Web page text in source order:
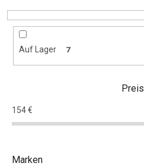
Auf Lager 7
Preis
154€
Marken